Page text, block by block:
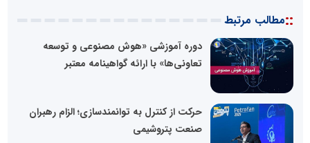
::مطالب مرتبط
دوره آموزشی «هوش مصنوعی و توسعه
تعاونی‌ها» با ارائه گواهینامه معتبر
حرکت از کنترل به توانمندسازی؛ الزام رهبران
صنعت پتروشیمی